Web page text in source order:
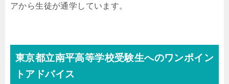
アから生徒が通学しています。
東京都立南平高等学校受験生へのワンポイン
トアドバイス